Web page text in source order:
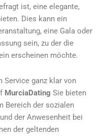
ist, eine elegante,
Dies kann ein
eine Gala oder
sein, zu der die
erscheinen möchte.
Service ganz klar von
MurciaDating Sie bieten
Bereich der sozialen
der Anwesenheit bei
der geltenden